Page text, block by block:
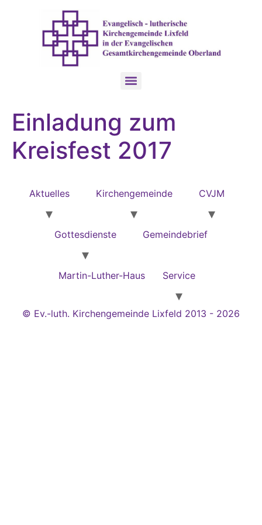
Einladung zum
Kreisfest 2017
Aktuelles Kirchengemeinde CVJM
Gottesdienste Gemeindebrief
Martin-Luther-Haus Service
© Ev.-luth. Kirchengemeinde Lixfeld 2013 - 2026